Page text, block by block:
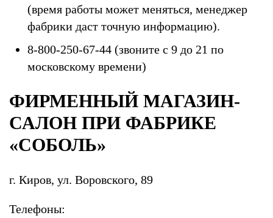
(время работы может меняться, менеджер
фабрики даст точную информацию).
8-800-250-67-44 (звоните с 9 до 21 по
московскому времени)
ФИРМЕННЫЙ МАГАЗИН-
САЛОН ПРИ ФАБРИКЕ
«СОБОЛЬ»
г. Киров, ул. Воровского, 89
Телефоны: